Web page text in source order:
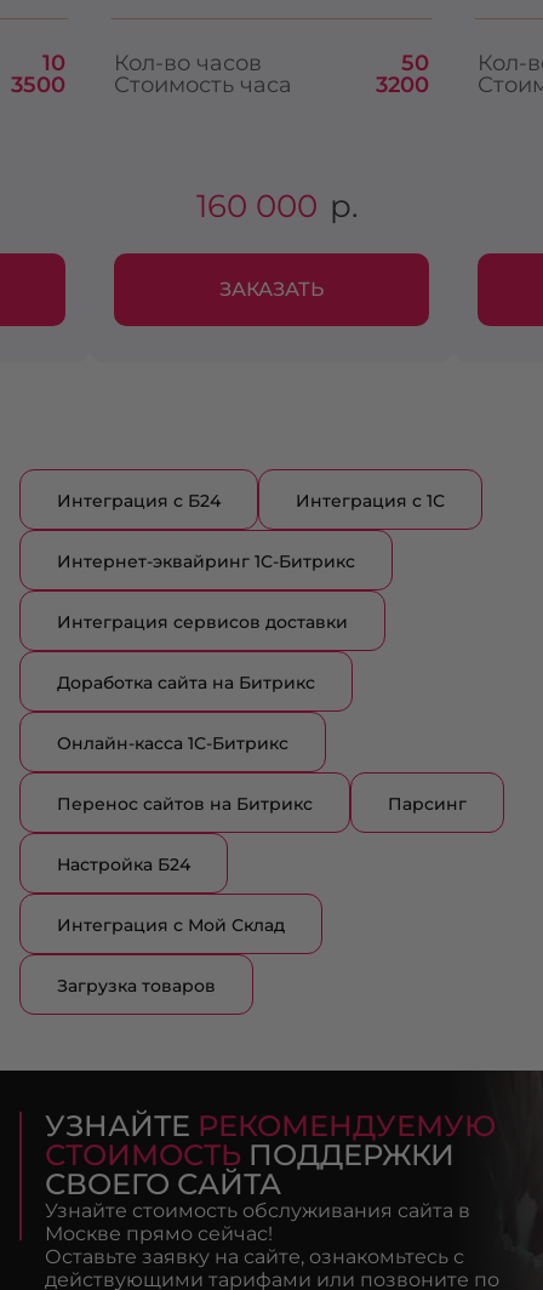
10
3500
Кол-во часов
50
Стоимость часа
3200
160 000 р.
ЗАКАЗАТЬ
Кол-
Интеграция с Б24 Интеграция с 1С
Интернет-эквайринг 1С-Битрикс
Интеграция сервисов доставки
Доработка сайта на Битрикс
Онлайн-касса 1С-Битрикс
Перенос сайтов на Битрикс Парсинг
Настройка Б24
Интеграция с Мой Склад
Загрузка товаров
УЗНАЙТЕ РЕКОМЕНДУЕМУЮ
СТОИМОСТЬ ПОДДЕРЖКИ
СВОЕГО САЙТА
Узнайте стоимость обслуживания сайта в
Москве прямо сейчас!
Оставьте заявку на сайте, ознакомьтесь с
действующими тарифами или позвоните по